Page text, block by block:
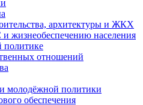
архитектуры и ЖКХ
жизнеобеспечению населения
политике
отношений
молодёжной политики
обеспечения